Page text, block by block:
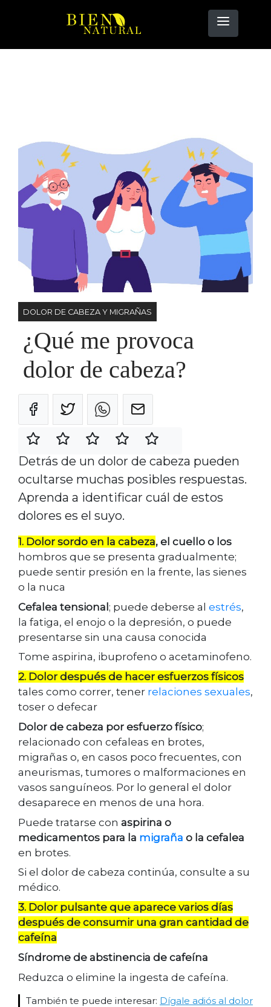
DOLOR DE CABEZA Y MIGRAÑAS
¿Qué me provoca
dolor de cabeza?
Detrás de un dolor de cabeza pueden
ocultarse muchas posibles respuestas.
Aprenda a identificar cuál de estos
dolores es el suyo.
1. Dolor sordo en la cabeza, el cuello o los
hombros que se presenta gradualmente;
puede sentir presión en la frente, las sienes
o la nuca
Cefalea tensional; puede deberse al estrés,
la fatiga, el enojo o la depresión, o puede
presentarse sin una causa conocida
Tome aspirina, ibuprofeno o acetaminofeno.
2. Dolor después de hacer esfuerzos físicos
tales como correr, tener relaciones sexuales,
toser o defecar
Dolor de cabeza por esfuerzo físico;
relacionado con cefaleas en brotes,
migrañas o, en casos poco frecuentes, con
aneurismas, tumores o malformaciones en
vasos sanguíneos. Por lo general el dolor
desaparece en menos de una hora.
Puede tratarse con aspirina o
medicamentos para la migraña o la cefalea
en brotes.
Si el dolor de cabeza continúa, consulte a su
médico.
3. Dolor pulsante que aparece varios días
después de consumir una gran cantidad de
cafeína
Síndrome de abstinencia de cafeína
Reduzca o elimine la ingesta de cafeína.
También te puede interesar: Dígale adiós al dolor